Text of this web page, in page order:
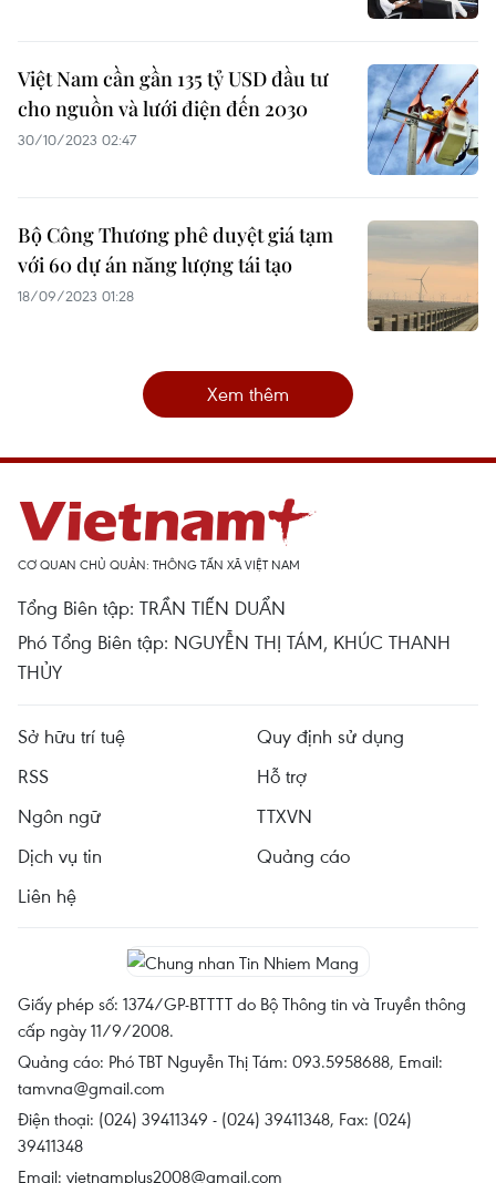
Việt Nam cần gần 135 tỷ USD đầu tư
cho nguồn và lưới điện đến 2030
30/10/2023 02:47
Bộ Công Thương phê duyệt giá tạm
với 60 dự án năng lượng tái tạo
18/09/2023 01:28
Xem thêm
CƠ QUAN CHỦ QUẢN: THÔNG TẤN XÃ VIỆT NAM
Tổng Biên tập: TRẦN TIẾN DUẨN
Phó Tổng Biên tập: NGUYỄN THỊ TÁM, KHÚC THANH
THỦY
Sở hữu trí tuệ
Quy định sử dụng
RSS
Hỗ trợ
Ngôn ngữ
TTXVN
Dịch vụ tin
Quảng cáo
Liên hệ
Giấy phép số: 1374/GP-BTTTT do Bộ Thông tin và Truyền thông
cấp ngày 11/9/2008.
Quảng cáo: Phó TBT Nguyễn Thị Tám: 093.5958688, Email:
tamvna@gmail.com
Điện thoại: (024) 39411349 - (024) 39411348, Fax: (024)
39411348
Email: vietnamplus2008@gmail.com